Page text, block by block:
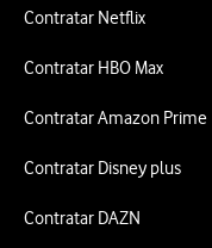
Contratar Netflix
Contratar HBO Max
Contratar Amazon Prime
Contratar Disney plus
Contratar DAZN